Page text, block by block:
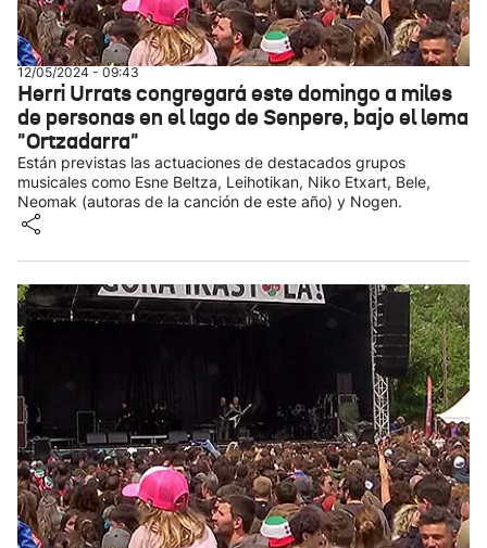
12/05/2024 - 09:43
Herri Urrats congregará este domingo a miles
de personas en el lago de Senpere, bajo el lema
"Ortzadarra"
Están previstas las actuaciones de destacados grupos
musicales como Esne Beltza, Leihotikan, Niko Etxart, Bele,
Neomak (autoras de la canción de este año) y Nogen.